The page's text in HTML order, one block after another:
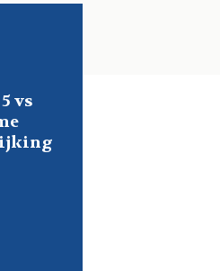
Ontdek de Beste
Aanbiedingen op
Opzetborstels voor Oral-